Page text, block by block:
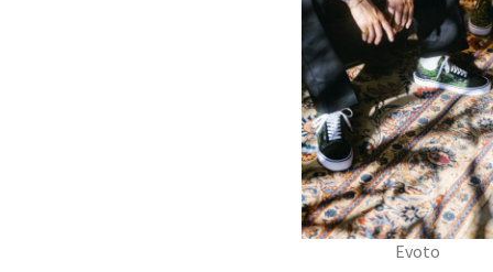
Evoto